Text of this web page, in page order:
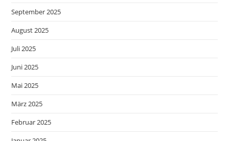
September 2025
August 2025
Juli 2025
Juni 2025
Mai 2025
März 2025
Februar 2025